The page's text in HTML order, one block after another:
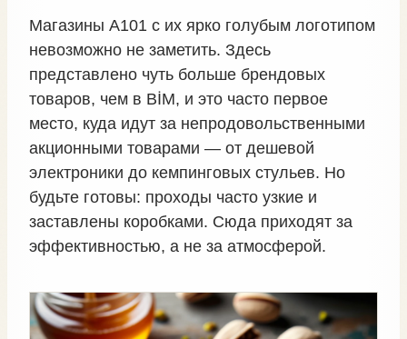
Магазины A101 с их ярко голубым логотипом
невозможно не заметить. Здесь
представлено чуть больше брендовых
товаров, чем в BİM, и это часто первое
место, куда идут за непродовольственными
акционными товарами — от дешевой
электроники до кемпинговых стульев. Но
будьте готовы: проходы часто узкие и
заставлены коробками. Сюда приходят за
эффективностью, а не за атмосферой.